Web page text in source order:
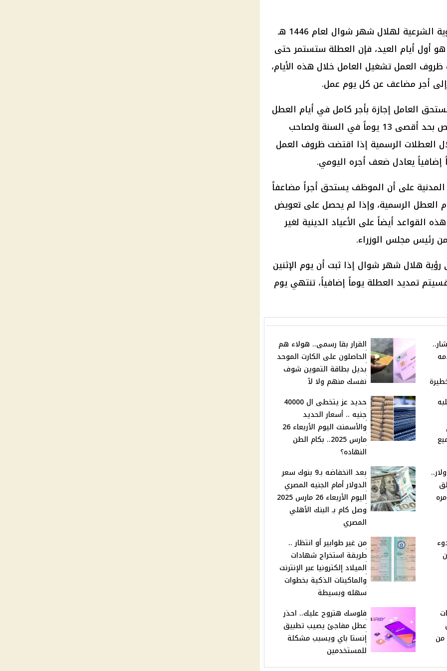
أوضحت وزارة العمل أنه رغم أن الرؤية الشرعية لهلال شهر شوال لعام 1446 هـ
يوم الاثنين 31 مارس هو أول أيام العيد، فإن العطلة ستستمر حتى
وإذا استدعت ظروف العمل تشغيل العامل خلال هذه الأيام،
إلى أجر مضاعف عن كل يوم عمل.
العمل، يستحق العامل إجازة بأجر كامل في أيام العطل
الرسمية التي يحددها الوزير المختص بحد أقصى 13 يوماً في السنة ولصاحب
العطلات الرسمية إذا اقتضت ظروف العمل
إضافياً يعادل ضعف أجره اليومي.
الخدمة المدنية على أن الموظف يستحق أجراً مضاعفاً
العطل الرسمية، وإذا لم يحصل على تعويض
القواعد أيضاً على الأعياد الدينية لغير
رئيس مجلس الوزراء.
رؤية هلال شهر شوال إذا ثبت أن يوم الإثنين
تمديد العطلة يوماً إضافياً، تنتهي يوم
القرار بقا رسمى.. هولاء هم
الحاصلون على الكارت الموحد
بديل بطاقة التموين شوف
نفسك منهم ولا لآ
لجميع
حديد عز يتخطى ال 40000
جنيه .. أسعار الحديد
والأسمنت اليوم الأربعاء 26
مارس 2025.. بكام الطن
النهاده؟
بعد اانخفاضه بـ9 بنوك سعر
الدولار أمام الجنيه المصري
اليوم الأربعاء 26 مارس 2025
وصل كام بـ البنك الأهلي
المصري
من غير طوابير أو انتظار ..
طريقة استخراج شهادات
الميلاد إلكترونيا عبر الإنترنت
والماكينات الذكية بخطوات
سهله وبسيطة
من
فلوسك هتروح عليك.. احذر
عطل مفاجئ يصيب تطبيق
إنستا باي ويسبب مشكلة
للمستخدمين